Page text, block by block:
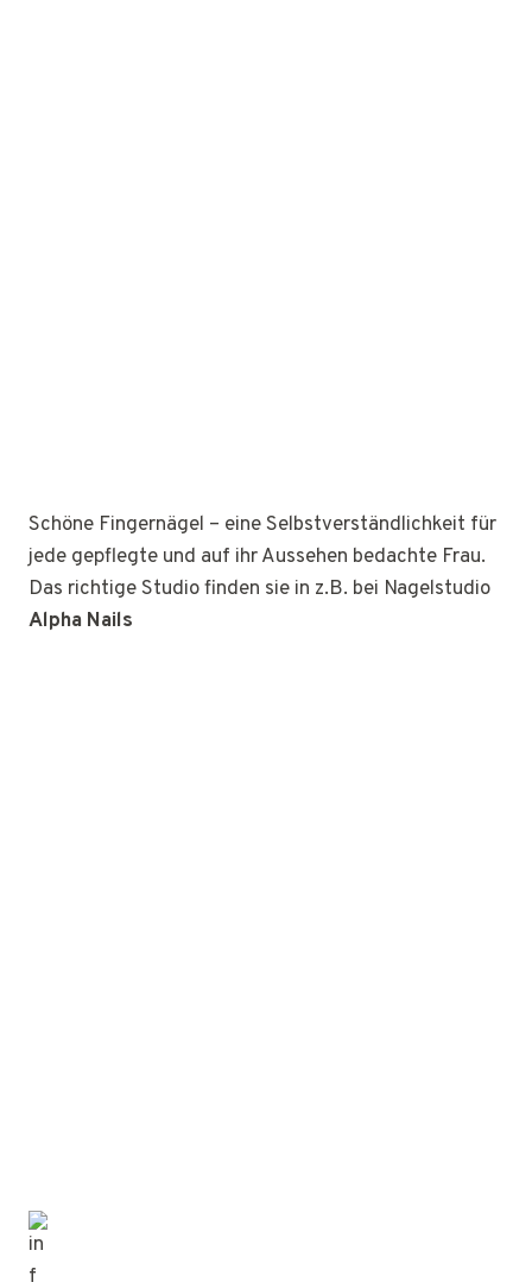
Schöne Fingernägel – eine Selbstverständlichkeit für
jede gepflegte und auf ihr Aussehen bedachte Frau.
Das richtige Studio finden sie in z.B. bei Nagelstudio
Alpha Nails